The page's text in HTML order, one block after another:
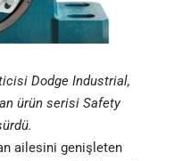
Dodge Industrial,
ürün serisi Safety
ailesini genişleten